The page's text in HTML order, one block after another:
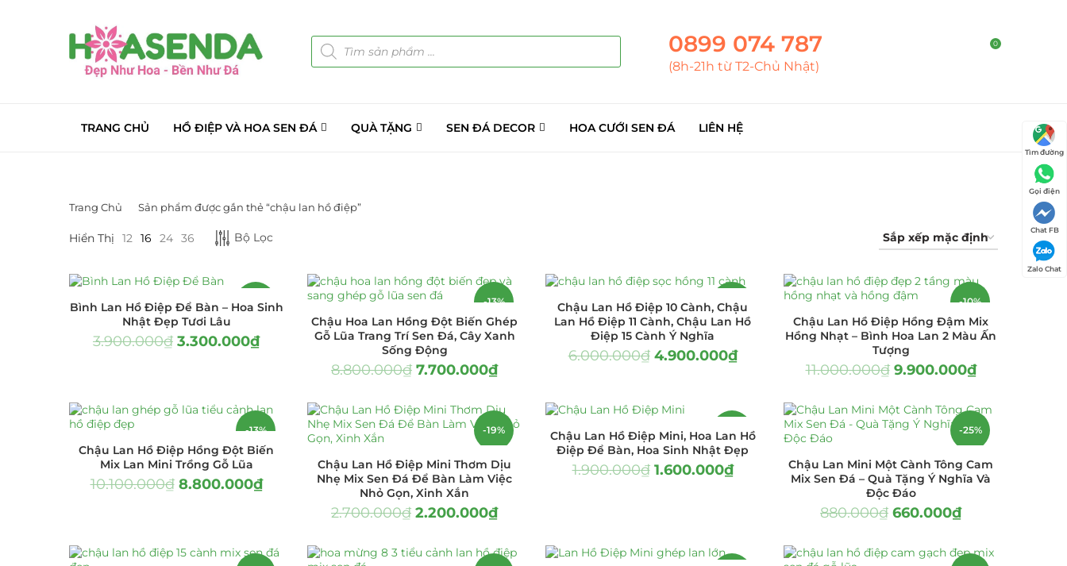
0899 074 787
(8h-21h từ T2-Chủ Nhật)
0
TRANG CHỦ HỒ ĐIỆP VÀ HOA SEN ĐÁ QUÀ TẶNG SEN ĐÁ DECOR HOA CƯỚI SEN ĐÁ LIÊN HỆ
LỌC BỞI GIÁ DANH MỤC SẢN PHẨM
Cây Sen Đá Giá Sỉ (137)
Chậu Sen Đá Mini (8)
Hồ Điệp và Hoa Sen đá (289)
Lan Hồ Điệp Truyền Thống
(132)
Lũa Hồ Điệp Sen Đá
Tiểu Cảnh Lan Sen Đá (63)
Hoa Ngày Lễ 8/3 (38)
Hoa Tặng 14/2 (16)
Trang Chủ Sản phẩm được gắn thẻ “chậu lan hồ điệp”
Hiển Thị 12 16 24 36 Bộ Lọc
-15%
Bình Lan Hồ Điệp Để Bàn – Hoa Sinh
Nhật Đẹp Tươi Lâu
3.900.000₫ 3.300.000₫
-13%
Chậu Hoa Lan Hồng Đột Biến Ghép
Gỗ Lũa Trang Trí Sen Đá, Cây Xanh
Sống Động
8.800.000₫ 7.700.000₫
-18%
Chậu Lan Hồ Điệp 10 Cành, Chậu
Lan Hồ Điệp 11 Cành, Chậu Lan Hồ
Điệp 15 Cành Ý Nghĩa
6.000.000₫ 4.900.000₫
-10%
Chậu Lan Hồ Điệp Hồng Đậm Mix
Hồng Nhạt – Bình Hoa Lan 2 Màu Ấn
Tượng
11.000.000₫ 9.900.000₫
-13%
Chậu Lan Hồ Điệp Hồng Đột Biến
Mix Lan Mini Trồng Gỗ Lũa
10.100.000₫ 8.800.000₫
-19%
Chậu Lan Hồ Điệp Mini Thơm Dịu
Nhẹ Mix Sen Đá Để Bàn Làm Việc
Nhỏ Gọn, Xinh Xắn
2.700.000₫ 2.200.000₫
-16%
Chậu Lan Hồ Điệp Mini, Hoa Lan Hồ
Điệp Để Bàn, Hoa Sinh Nhật Đẹp
1.900.000₫ 1.600.000₫
-25%
Chậu Lan Mini Một Cành Tông Cam
Mix Sen Đá – Quà Tặng Ý Nghĩa Và
Độc Đáo
880.000₫ 660.000₫
Tìm đường
Gọi điện
Chat FB
Zalo Chat